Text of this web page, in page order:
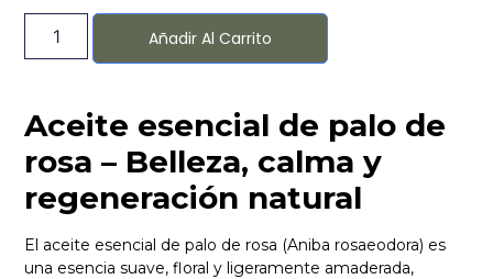
Añadir Al Carrito
Aceite esencial de palo de
rosa – Belleza, calma y
regeneración natural
El aceite esencial de palo de rosa (Aniba rosaeodora) es
una esencia suave, floral y ligeramente amaderada,